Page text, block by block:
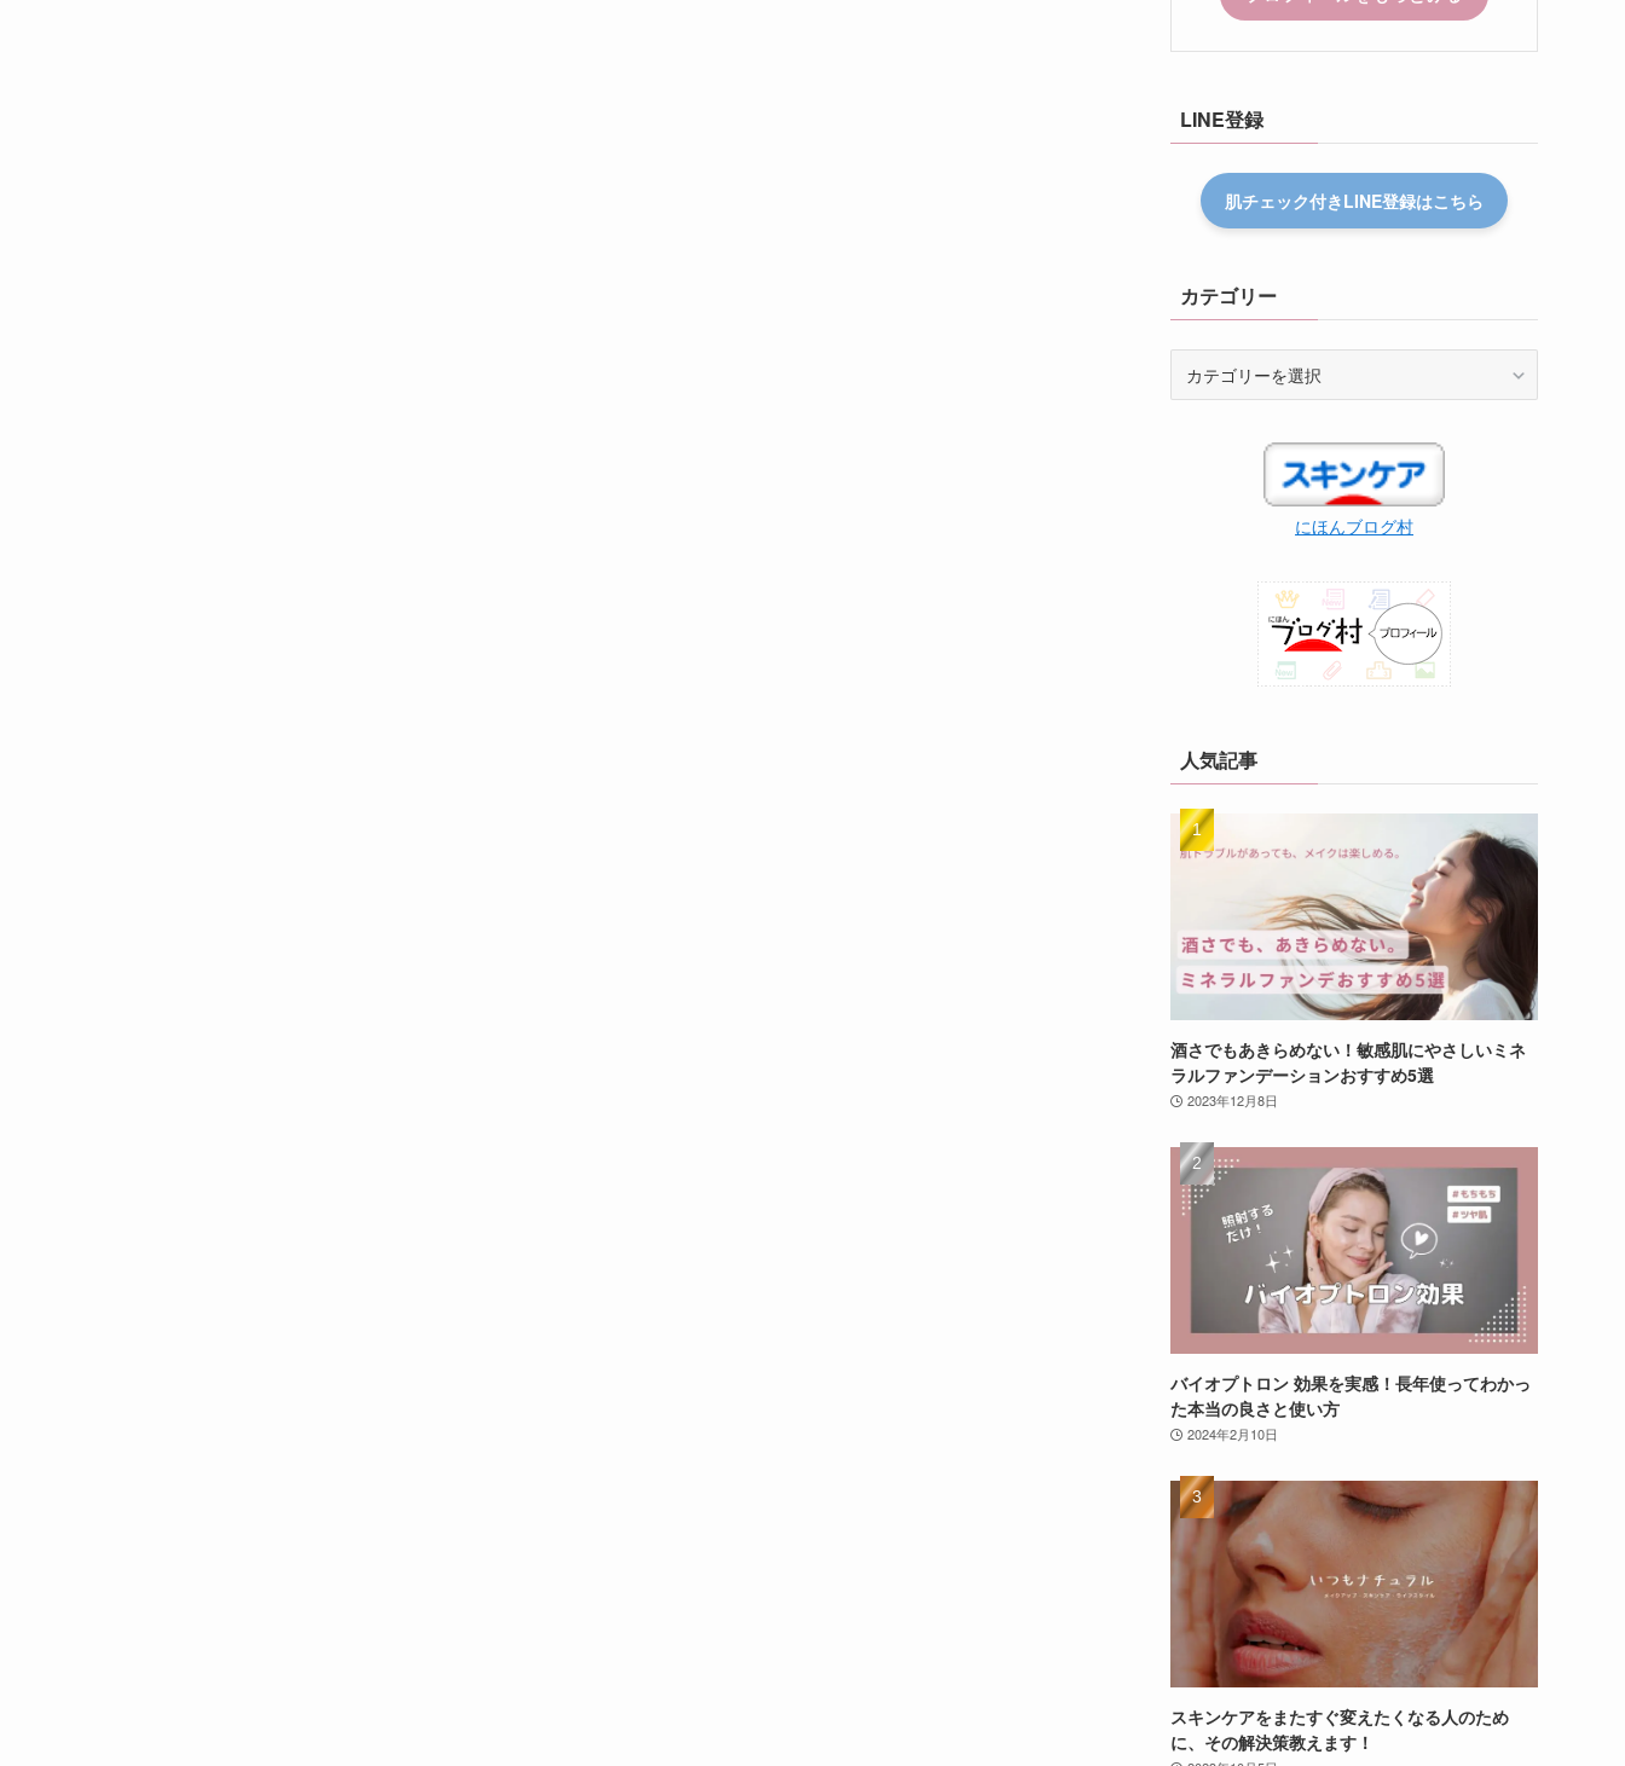
LINE登録
肌チェック付きLINE登録はこちら
カテゴリー
にほんブログ村
人気記事
酒さでもあきらめない！敏感肌にやさしいミネ
ラルファンデーションおすすめ5選
2023年12月8日
バイオプトロン 効果を実感！長年使ってわかっ
た本当の良さと使い方
2024年2月10日
スキンケアをまたすぐ変えたくなる人のため
に、その解決策教えます！